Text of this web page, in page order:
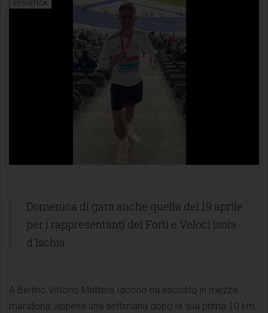
PODISTICA
Domenica di gara anche quella del 19 aprile
per i rappresentanti dei Forti e Veloci isola
d'Ischia.
A Berlino Vittorio Mattera Iacono ha esordito in mezza
maratona ,appena una settimana dopo la sua prima 10 km